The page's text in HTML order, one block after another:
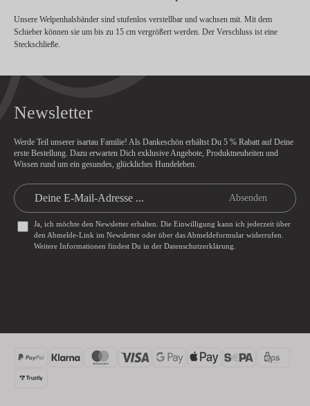
Unsere Welpenhalsbänder sind stufenlos verstellbar und wachsen mit. Mit dem
Schieber können sie um bis zu 15 cm vergrößert werden. Der Verschluss ist eine
Steckschließe.
Newsletter
Werde Teil unserer isartau Familie! Als Dankeschön erhältst Du 5 % Rabatt auf Deine
erste Bestellung. Dazu erwarten Dich exklusive Angebote, Produktneuheiten und
Wissen rund um ein gesundes, glückliches Hundeleben.
Absenden
Ja, ich möchte den Newsletter erhalten. Die Einwilligung kann ich jederzeit über
den Abmelde-Link im Newsletter oder über das Abmeldeformularwiderrufen.
Weitere Informationen findest Du in der Datenschutzerklärung